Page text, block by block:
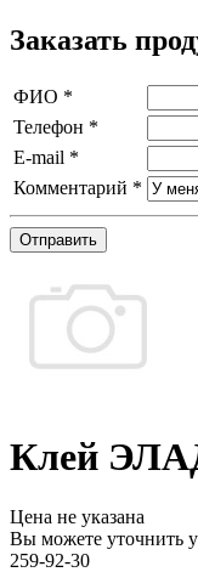
Заказать
ФИО *
Телефон *
E-mail *
Комментарий *
Отправить
Клей
Цена не указана
Вы можете уточнить
259-92-30